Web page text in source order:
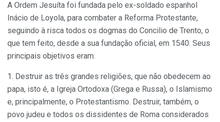
A Ordem Jesuíta foi fundada pelo ex-soldado espanhol
Inácio de Loyola, para combater a Reforma Protestante,
seguindo à risca todos os dogmas do Concilio de Trento, o
que tem feito, desde a sua fundação oficial, em 1540. Seus
principais objetivos eram.
1. Destruir as três grandes religiões, que não obedecem ao
papa, isto é, a Igreja Ortodoxa (Grega e Russa), o Islamismo
e, principalmente, o Protestantismo. Destruir, também, o
povo judeu e todos os dissidentes de Roma considerados